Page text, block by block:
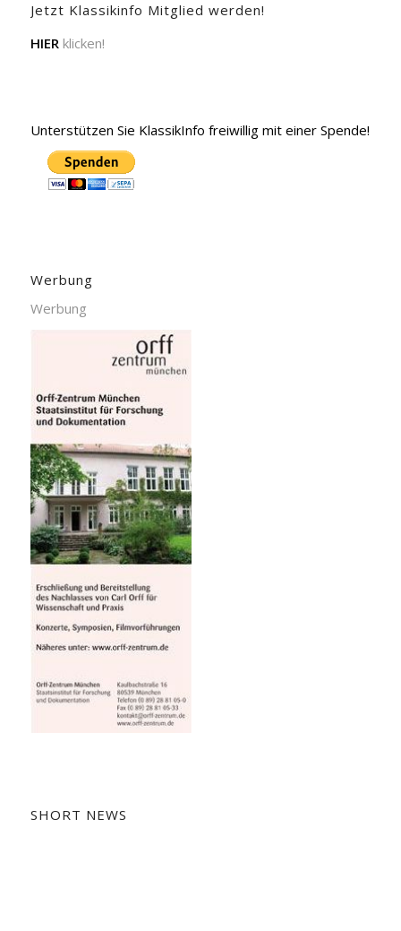
Jetzt Klassikinfo Mitglied werden!
HIER klicken!
Unterstützen Sie KlassikInfo freiwillig mit einer Spende!
Werbung
Werbung
SHORT NEWS